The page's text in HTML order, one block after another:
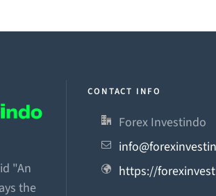
"An
the
CONTACT INFO
Forex Investindo
https://